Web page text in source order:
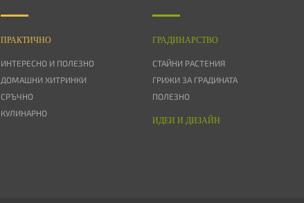
ПРАКТИЧНО
ИНТЕРЕСНО И ПОЛЕЗНО
ДОМАШНИ ХИТРИНКИ
СРЪЧНО
КУЛИНАРНО
ГРАДИНАРСТВО
СТАЙНИ РАСТЕНИЯ
ГРИЖИ ЗА ГРАДИНАТА
ПОЛЕЗНО
ИДЕИ И ДИЗАЙН